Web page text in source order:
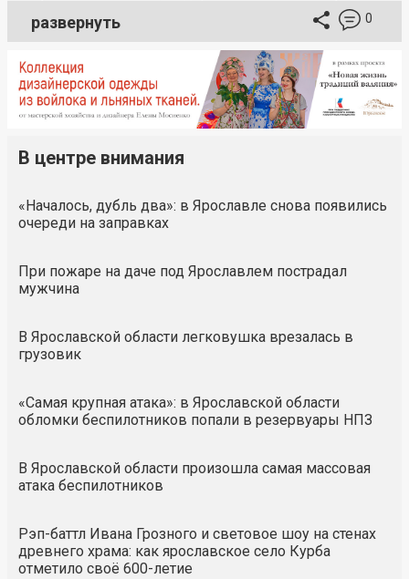
развернуть 0
В центре внимания
«Началось, дубль два»: в Ярославле снова появились
очереди на заправках
При пожаре на даче под Ярославлем пострадал
мужчина
В Ярославской области легковушка врезалась в
грузовик
«Самая крупная атака»: в Ярославской области
обломки беспилотников попали в резервуары НПЗ
В Ярославской области произошла самая массовая
атака беспилотников
Рэп-баттл Ивана Грозного и световое шоу на стенах
древнего храма: как ярославское село Курба
отметило своё 600-летие